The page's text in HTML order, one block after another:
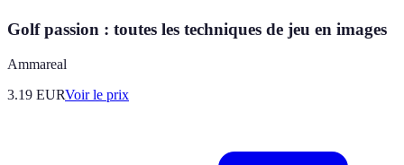
Golf passion : toutes les techniques de jeu en images
Ammareal
3.19 EURVoir le prix